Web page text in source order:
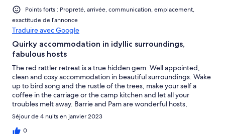
Points forts : Propreté, arrivée, communication, emplacement,
exactitude de l’annonce
Traduire avec Google
Quirky accommodation in idyllic surroundings,
fabulous hosts
The red rattler retreat is a true hidden gem. Well appointed,
clean and cosy accommodation in beautiful surroundings. Wake
up to bird song and the rustle of the trees, make your self a
coffee in the carriage or the camp kitchen and let all your
troubles melt away. Barrie and Pam are wonderful hosts,
greeting you like old friends and providing everything you need
and more for a great stay and the regular visits from Maggie the
dog and Tom the cat make this place fell like a home away from
Séjour de 4 nuits en janvier 2023
0